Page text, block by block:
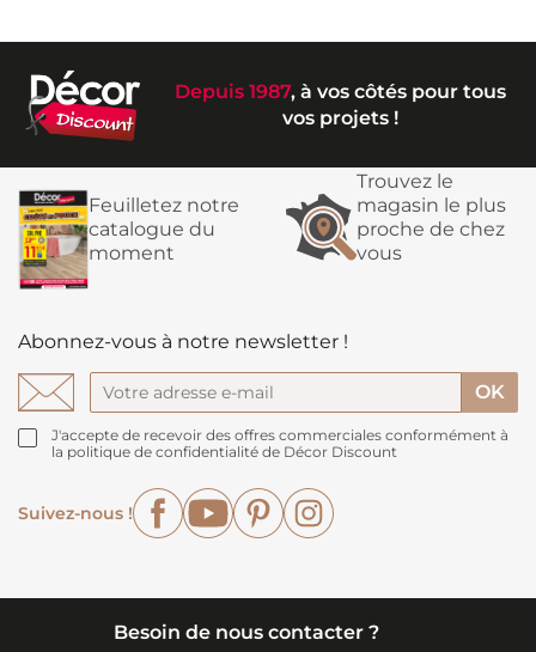
Depuis 1987, à vos côtés pour tous
vos projets !
Feuilletez notre
catalogue du
moment
Trouvez le
magasin le plus
proche de chez
vous
Abonnez-vous à notre newsletter !
J'accepte de recevoir des offres commerciales conformément à
la politique de confidentialité de Décor Discount
Suivez-nous !
FacebookYouTubePinterest
Besoin de nous contacter ?